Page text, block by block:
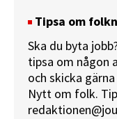
Tipsa om
Ska du byta
tipsa om någon
och skicka
Nytt om folk.